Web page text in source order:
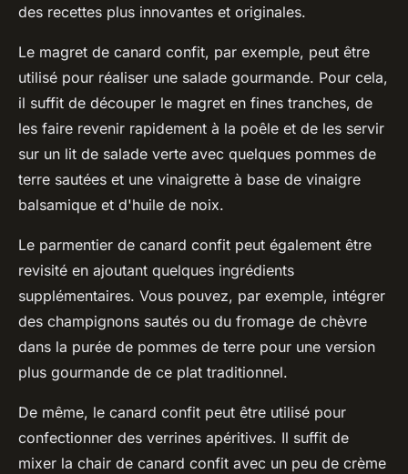
des recettes plus innovantes et originales.
Le magret de canard confit, par exemple, peut être
utilisé pour réaliser une salade gourmande. Pour cela,
il suffit de découper le magret en fines tranches, de
les faire revenir rapidement à la poêle et de les servir
sur un lit de salade verte avec quelques pommes de
terre sautées et une vinaigrette à base de vinaigre
balsamique et d'huile de noix.
Le parmentier de canard confit peut également être
revisité en ajoutant quelques ingrédients
supplémentaires. Vous pouvez, par exemple, intégrer
des champignons sautés ou du fromage de chèvre
dans la purée de pommes de terre pour une version
plus gourmande de ce plat traditionnel.
De même, le canard confit peut être utilisé pour
confectionner des verrines apéritives. Il suffit de
mixer la chair de canard confit avec un peu de crème